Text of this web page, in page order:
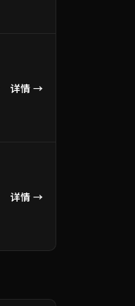
详情 →
详情 →